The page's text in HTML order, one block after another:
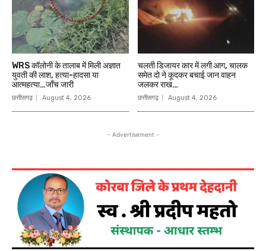
WRS कॉलोनी के तालाब में मिली अज्ञात
युवती की लाश, हत्या-हादसा या
आत्महत्या…जाँच जारी
छत्तीसगढ़ August 4, 2026
चलती डिजायर कार में लगी आग, चालक
समेत दो ने कूदकर बचाई जान वाहन
जलकर राख…
छत्तीसगढ़ August 4, 2026
- Advertisement -